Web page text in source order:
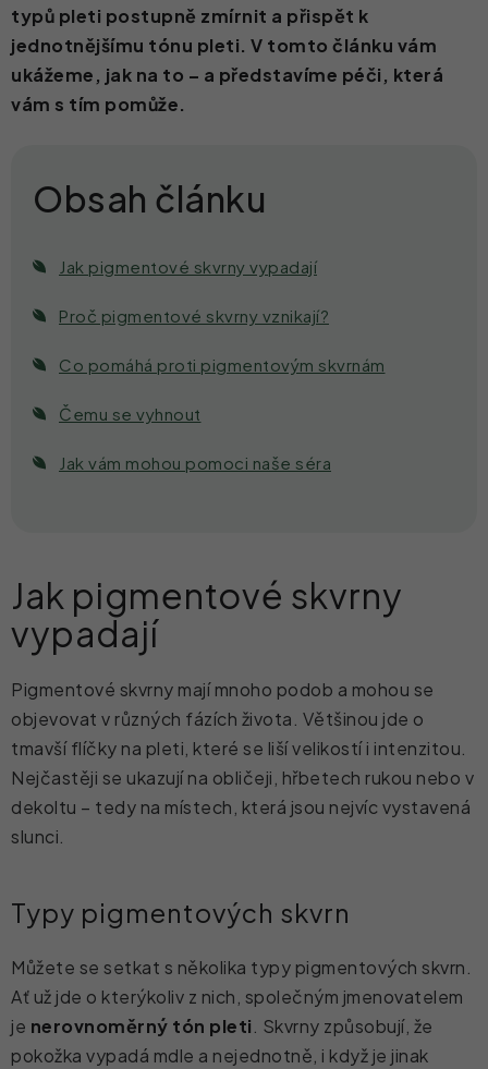
typů pleti postupně zmírnit a přispět k
jednotnějšímu tónu pleti. V tomto článku vám
ukážeme, jak na to – a představíme péči, která
vám s tím pomůže.
Jak pigmentové skvrny vypadají
Proč pigmentové skvrny vznikají?
Co pomáhá proti pigmentovým skvrnám
Čemu se vyhnout
Jak vám mohou pomoci naše séra
Jak pigmentové skvrny
vypadají
Pigmentové skvrny mají mnoho podob a mohou se
objevovat v různých fázích života. Většinou jde o
tmavší flíčky na pleti, které se liší velikostí i intenzitou.
Nejčastěji se ukazují na obličeji, hřbetech rukou nebo v
dekoltu – tedy na místech, která jsou nejvíc vystavená
slunci.
Typy pigmentových skvrn
Můžete se setkat s několika typy pigmentových skvrn.
Ať už jde o kterýkoliv z nich, společným jmenovatelem
je nerovnoměrný tón pleti . Skvrny způsobují, že
pokožka vypadá mdle a nejednotně, i když je jinak